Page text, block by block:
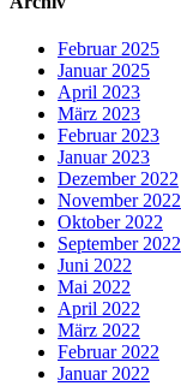
Februar 2025
Januar 2025
April 2023
März 2023
Februar 2023
Januar 2023
Dezember 2022
November 2022
Oktober 2022
September 2022
Juni 2022
Mai 2022
April 2022
März 2022
Februar 2022
Januar 2022